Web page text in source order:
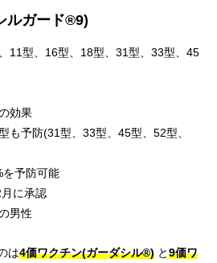
ルガード®9)
11型、16型、18型、31型、33型、45
効果
も予防(31型、33型、45型、52型、
を予防可能
に承認
男性
は4価ワクチン(ガーダシル®) と9価ワ